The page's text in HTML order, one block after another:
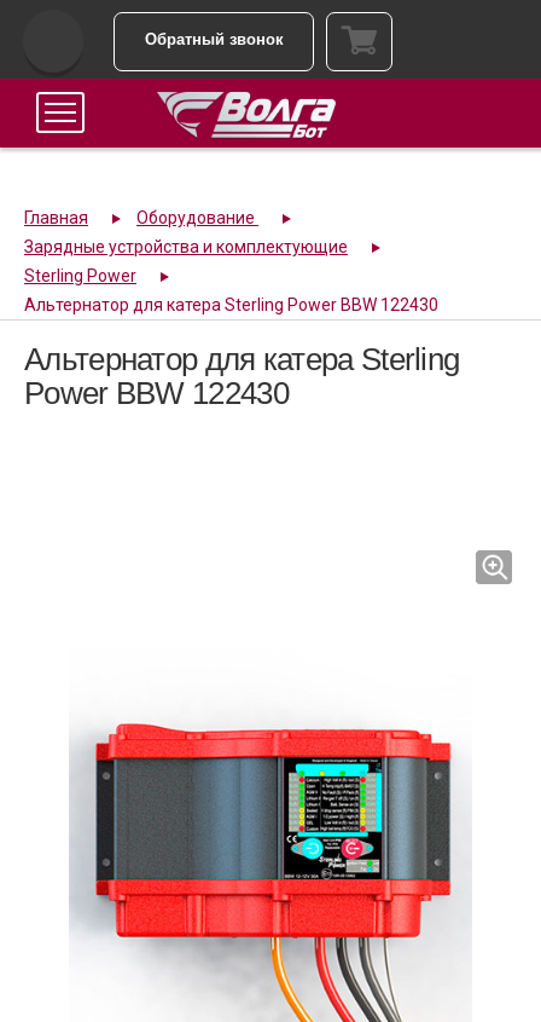
Обратный звонок
Главная
Оборудование
Зарядные устройства и комплектующие
Sterling Power
Альтернатор для катера Sterling Power BBW 122430
Альтернатор для катера Sterling
Power BBW 122430